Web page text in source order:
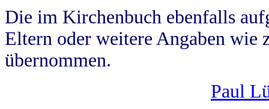
Die im Kirchenbuch ebenfalls
Eltern oder weitere Angaben wie
übernommen.
Paul